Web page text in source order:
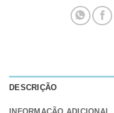
DESCRIÇÃO